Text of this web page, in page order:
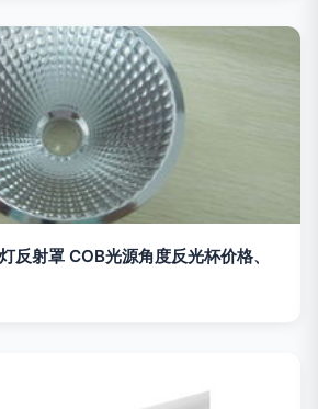
反射罩 COB光源角度反光杯价格、